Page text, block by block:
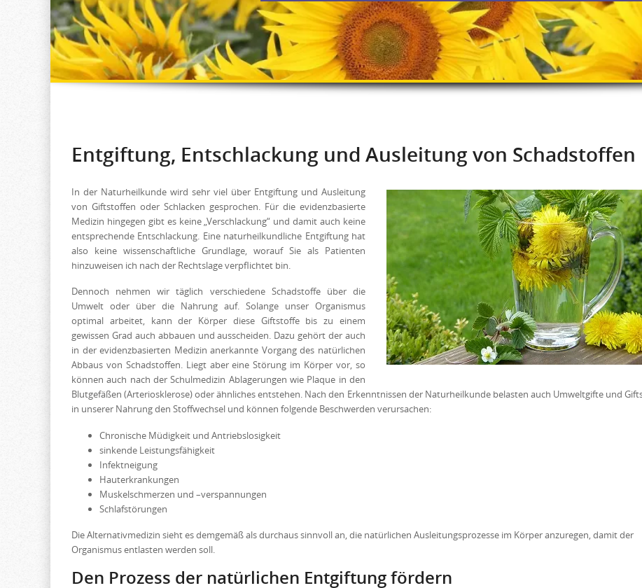
Entgiftung, Entschlackung und Ausleitung von Schadstoffen
In der Naturheilkunde wird sehr viel über Entgiftung und Ausleitung
von Giftstoffen oder Schlacken gesprochen. Für die evidenzbasierte
Medizin hingegen gibt es keine „Verschlackung“ und damit auch keine
entsprechende Entschlackung. Eine naturheilkundliche Entgiftung hat
also keine wissenschaftliche Grundlage, worauf Sie als Patienten
hinzuweisen ich nach der Rechtslage verpflichtet bin.
Dennoch nehmen wir täglich verschiedene Schadstoffe über die
Umwelt oder über die Nahrung auf. Solange unser Organismus
optimal arbeitet, kann der Körper diese Giftstoffe bis zu einem
gewissen Grad auch abbauen und ausscheiden. Dazu gehört der auch
in der evidenzbasierten Medizin anerkannte Vorgang des natürlichen
Abbaus von Schadstoffen. Liegt aber eine Störung im Körper vor, so
können auch nach der Schulmedizin Ablagerungen wie Plaque in den
Blutgefäßen (Arteriosklerose) oder ähnliches entstehen. Nach den Erkenntnissen der Naturheilkunde belasten auch Umweltgifte und
in unserer Nahrung den Stoffwechsel und können folgende Beschwerden verursachen:
Chronische Müdigkeit und Antriebslosigkeit
sinkende Leistungsfähigkeit
Infektneigung
Hauterkrankungen
Muskelschmerzen und –verspannungen
Schlafstörungen
Die Alternativmedizin sieht es demgemäß als durchaus sinnvoll an, die natürlichen Ausleitungsprozesse im Körper anzuregen, damit der
Organismus entlasten werden soll.
Den Prozess der natürlichen Entgiftung fördern